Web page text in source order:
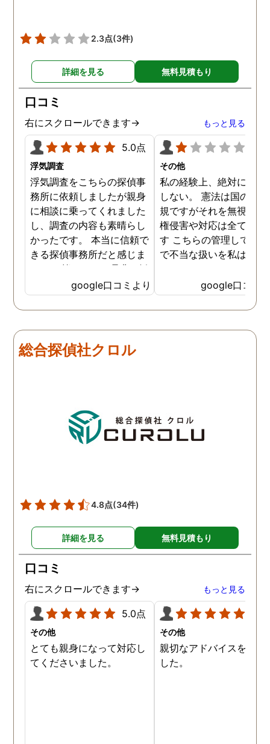
2.3点(3件)
詳細を見る 無料見積もり
口コミ
右にスクロールできます→ もっと見る
5.0点
浮気調査
浮気調査をこちらの探偵事
務所に依頼しましたが親身
に相談に乗ってくれました
し、調査の内容も素晴らし
かったです。 本当に信頼で
きる探偵事務所だと感じま
した。 皆さんにも是非お勧
めしたいと思います。
google口コミより
その他
私の経験上、絶対にお勧
しない。 憲法は国の最
規ですがそれを無視した
権侵害や対応は全て違法
す こちらの管理してい
で不当な扱いを私は受け
google口コミ
総合探偵社クロル
4.8点(34件)
詳細を見る 無料見積もり
口コミ
右にスクロールできます→ もっと見る
5.0点
その他
とても親身になって対応し
てくださいました。
その他
親切なアドバイスを頂き
した。